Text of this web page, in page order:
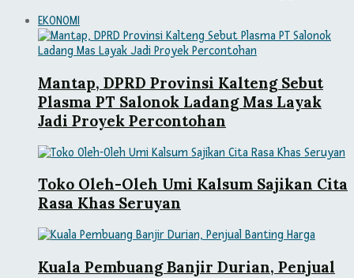
EKONOMI
Mantap, DPRD Provinsi Kalteng Sebut
Plasma PT Salonok Ladang Mas Layak
Jadi Proyek Percontohan
Toko Oleh-Oleh Umi Kalsum Sajikan Cita
Rasa Khas Seruyan
Kuala Pembuang Banjir Durian, Penjual